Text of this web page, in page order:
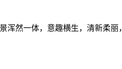
然一体，意趣横生，清新柔丽